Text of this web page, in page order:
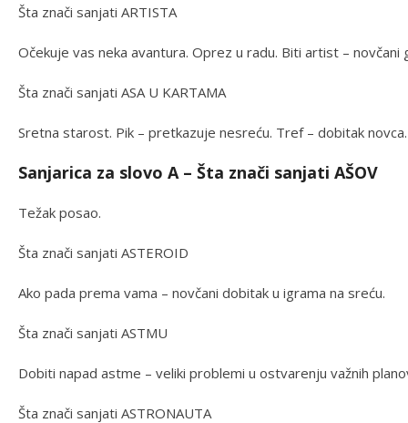
Šta znači sanjati ARTISTA
Očekuje vas neka avantura. Oprez u radu. Biti artist – novčani
Šta znači sanjati ASA U KARTAMA
Sretna starost. Pik – pretkazuje nesreću. Tref – dobitak
Sanjarica za slovo A – Šta znači sanjati AŠOV
Težak posao.
Šta znači sanjati ASTEROID
Ako pada prema vama – novčani dobitak u igrama na sreću.
Šta znači sanjati ASTMU
Dobiti napad astme – veliki problemi u ostvarenju važnih
Šta znači sanjati ASTRONAUTA